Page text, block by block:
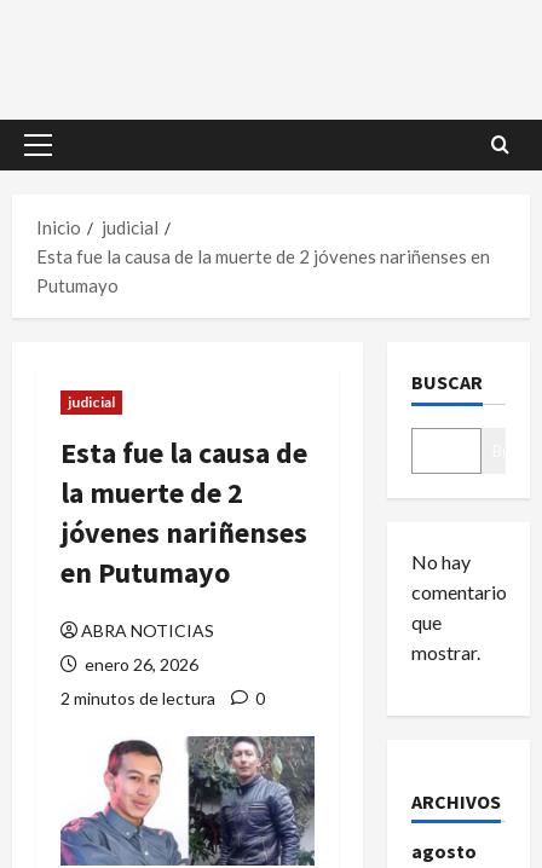
Menú
Inicio
judicial
Esta fue la causa de la muerte de 2 jóvenes nariñenses en
Putumayo
judicial
Esta fue la causa de
la muerte de 2
jóvenes nariñenses
en Putumayo
ABRA NOTICIAS
enero 26, 2026
2 minutos de lectura
0
BUSCAR
No hay
comentarios
que
mostrar.
ARCHIVOS
agosto